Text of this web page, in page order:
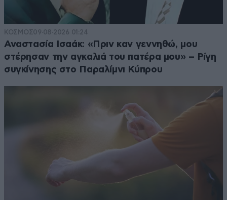
ΚΟΣΜΟΣ09·08·2026 01:24
Αναστασία Ισαάκ: «Πριν καν γεννηθώ, μου
στέρησαν την αγκαλιά του πατέρα μου» – Ρίγη
συγκίνησης στο Παραλίμνι Κύπρου